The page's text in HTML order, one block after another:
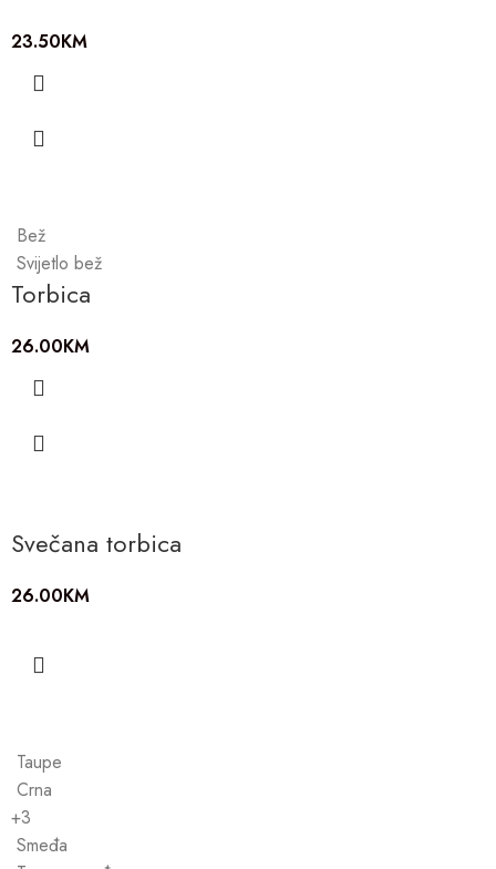
23.50KM
Bež
Svijetlo bež
Torbica
26.00KM
Svečana torbica
26.00KM
Taupe
Crna
+3
Smeđa